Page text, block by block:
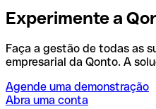
Experimente a
Faça a gestão de todas as
empresarial da Qonto. A
Agende uma demonstração
Abra uma conta